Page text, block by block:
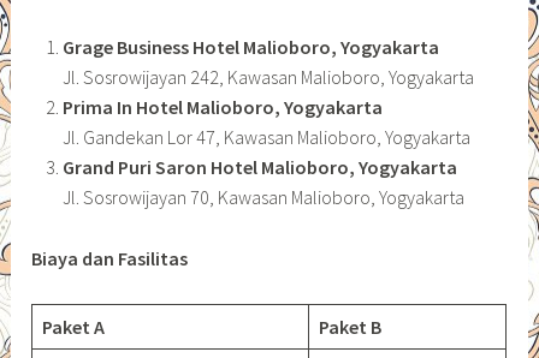
Grage Business Hotel Malioboro, Yogyakarta
Jl. Sosrowijayan 242, Kawasan Malioboro, Yogyakarta
Prima In Hotel Malioboro, Yogyakarta
Jl. Gandekan Lor 47, Kawasan Malioboro, Yogyakarta
Grand Puri Saron Hotel Malioboro, Yogyakarta
Jl. Sosrowijayan 70, Kawasan Malioboro, Yogyakarta
Biaya dan Fasilitas
Paket A
Paket B